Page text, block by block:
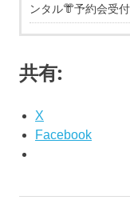
ンタル👘予約会受付
共有:
X
Facebook